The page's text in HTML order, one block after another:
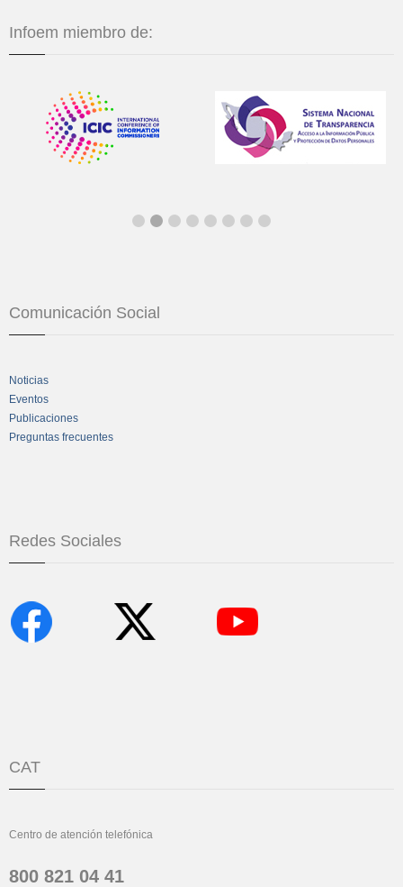
Infoem miembro de:
Comunicación Social
Noticias
Eventos
Publicaciones
Preguntas frecuentes
Redes Sociales
CAT
Centro de atención telefónica
800 821 04 41